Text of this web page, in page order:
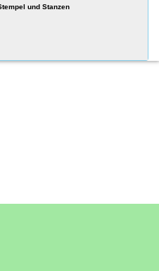
und Stanzen